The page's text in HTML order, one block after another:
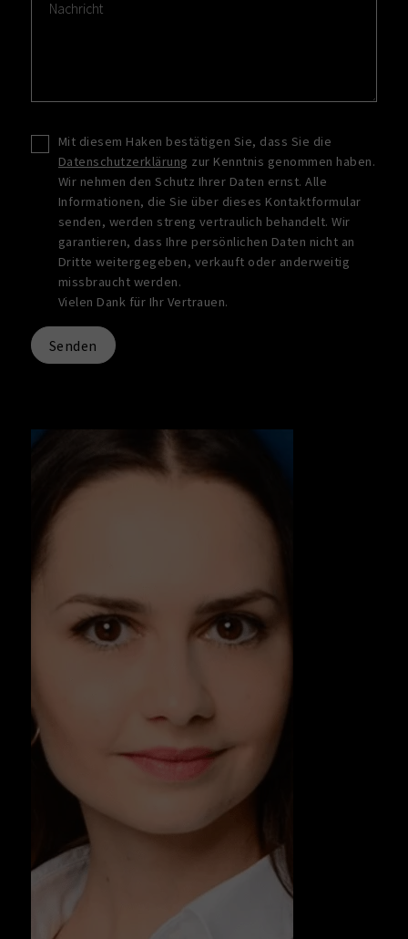
Mit diesem Haken bestätigen Sie, dass Sie die
Datenschutzerklärung zur Kenntnis genommen haben.
Wir nehmen den Schutz Ihrer Daten ernst. Alle
Informationen, die Sie über dieses Kontaktformular
senden, werden streng vertraulich behandelt. Wir
garantieren, dass Ihre persönlichen Daten nicht an
Dritte weitergegeben, verkauft oder anderweitig
missbraucht werden.
Vielen Dank für Ihr Vertrauen.
Senden